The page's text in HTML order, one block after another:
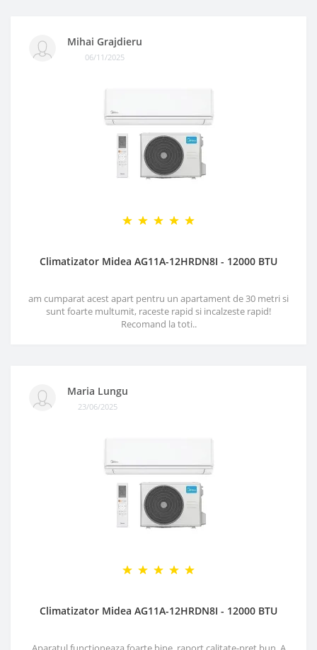
Mihai Grajdieru
06/11/2025
Climatizator Midea AG11A-12HRDN8I - 12000 BTU
am cumparat acest apart pentru un apartament de 30 metri si
sunt foarte multumit, raceste rapid si incalzeste rapid!
Recomand la toti..
Maria Lungu
23/06/2025
Climatizator Midea AG11A-12HRDN8I - 12000 BTU